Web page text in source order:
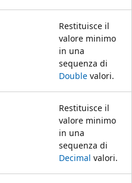
Restituisce il
valore minimo
in una
sequenza di
Double valori.
Restituisce il
valore minimo
in una
sequenza di
Decimal valori.